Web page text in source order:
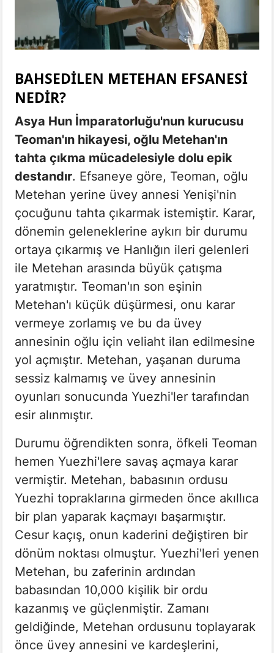
BAHSEDILEN METEHAN EFSANESI
NEDIR?
Asya Hun İmparatorluğu'nun kurucusu
Teoman'ın hikayesi, oğlu Metehan'ın
tahta çıkma mücadelesiyle dolu epik
destandır. Efsaneye göre, Teoman, oğlu
Metehan yerine üvey annesi Yenişi'nin
çocuğunu tahta çıkarmak istemiştir. Karar,
dönemin geleneklerine aykırı bir durumu
ortaya çıkarmış ve Hanlığın ileri gelenleri
ile Metehan arasında büyük çatışma
yaratmıştır. Teoman'ın son eşinin
Metehan'ı küçük düşürmesi, onu karar
vermeye zorlamış ve bu da üvey
annesinin oğlu için veliaht ilan edilmesine
yol açmıştır. Metehan, yaşanan duruma
sessiz kalmamış ve üvey annesinin
oyunları sonucunda Yuezhi'ler tarafından
esir alınmıştır.
Durumu öğrendikten sonra, öfkeli Teoman
hemen Yuezhi'lere savaş açmaya karar
vermiştir. Metehan, babasının ordusu
Yuezhi topraklarına girmeden önce akıllıca
bir plan yaparak kaçmayı başarmıştır.
Cesur kaçış, onun kaderini değiştiren bir
dönüm noktası olmuştur. Yuezhi'leri yenen
Metehan, bu zaferinin ardından
babasından 10,000 kişilik bir ordu
kazanmış ve güçlenmiştir. Zamanı
geldiğinde, Metehan ordusunu toplayarak
önce üvey annesini ve kardeşlerini,